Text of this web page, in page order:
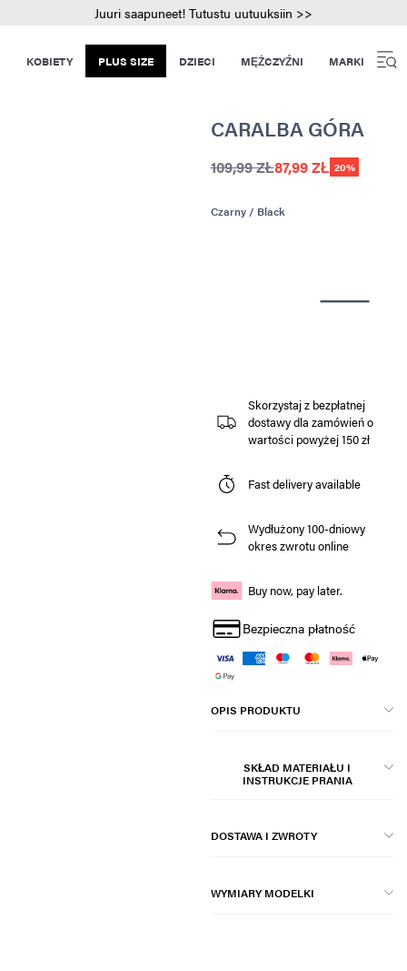
Juuri saapuneet! Tutustu uutuuksiin >>
KOBIETY PLUS SIZE DZIECI MĘŻCZYŹNI MARKI
CARALBA GÓRA
109,99 ZŁ87,99 ZŁ 20%
Czarny / Black
Skorzystaj z bezpłatnej
dostawy dla zamówień o
wartości powyżej 150 zł
Fast delivery available
Wydłużony 100-dniowy
okres zwrotu online
Buy now, pay later.
Bezpieczna płatność
OPIS PRODUKTU
SKŁAD MATERIAŁU I
INSTRUKCJE PRANIA
DOSTAWA I ZWROTY
WYMIARY MODELKI